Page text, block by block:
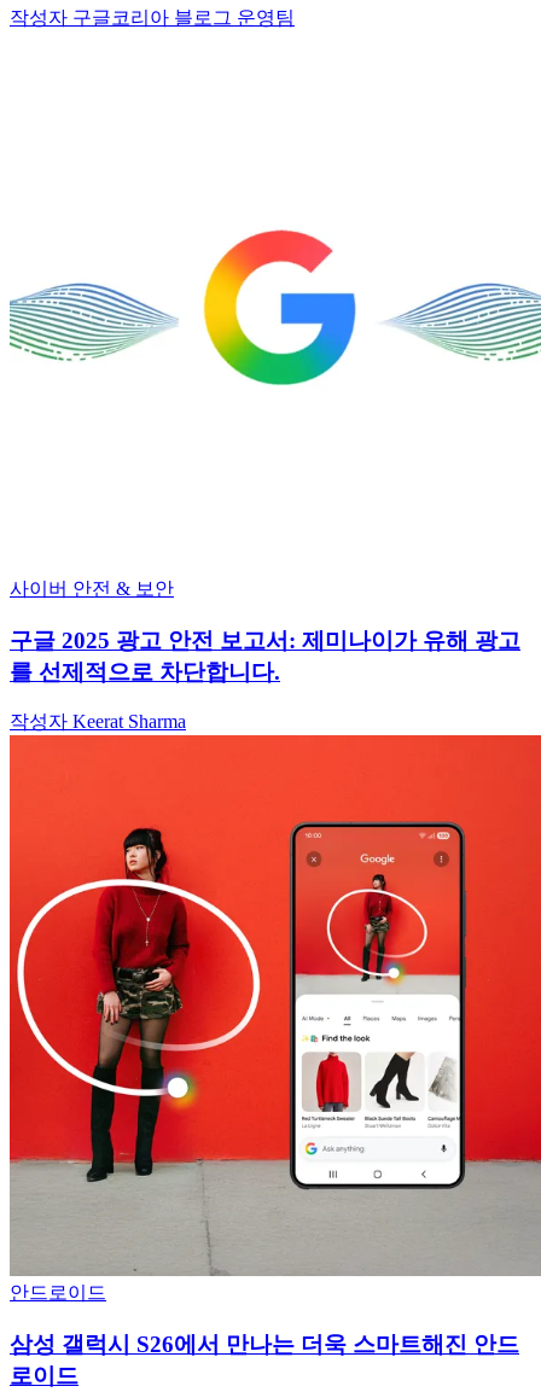
작성자 구글코리아 블로그 운영팀
사이버 안전 & 보안
구글 2025 광고 안전 보고서: 제미나이가 유해 광고
를 선제적으로 차단합니다.
작성자 Keerat Sharma
안드로이드
삼성 갤럭시 S26에서 만나는 더욱 스마트해진 안드
로이드